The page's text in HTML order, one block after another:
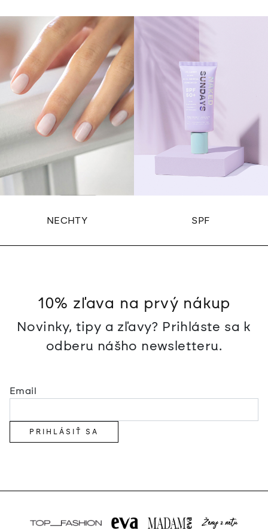
NECHTY SPF
10% zľava na prvý nákup
Novinky, tipy a zľavy? Prihláste sa k
odberu nášho newsletteru.
Email
PRIHLÁSIŤ SA